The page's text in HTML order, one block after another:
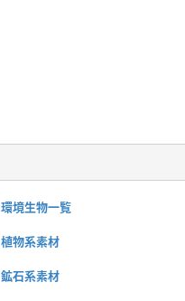
環境生物一覧
植物系素材
鉱石系素材